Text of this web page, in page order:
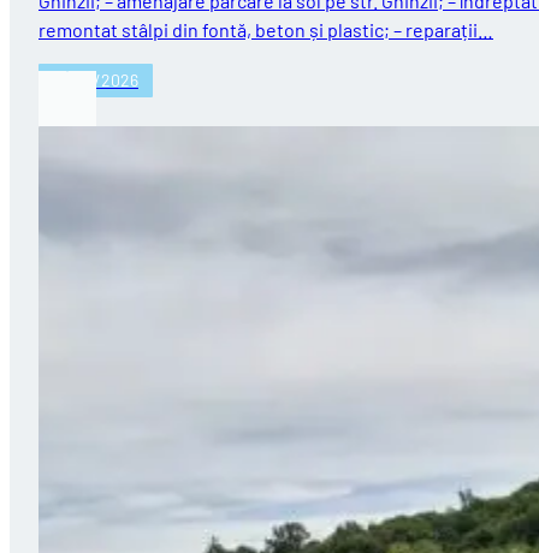
remontat stâlpi din fontă, beton și plastic; – reparații…
27/07/2026